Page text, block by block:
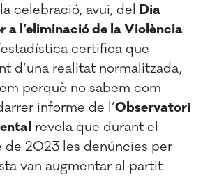
celebració, avui, del Dia
a l’eliminació de la Violència
certifica que
d’una realitat normalitzada,
perquè no sabem com
informe de l’Observatori
revela que durant el
de 2023 les denúncies per
van augmentar al partit